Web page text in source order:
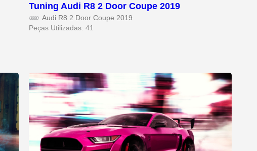
Tuning Audi R8 2 Door Coupe 2019
Audi R8 2 Door Coupe 2019
Peças Utilizadas: 41